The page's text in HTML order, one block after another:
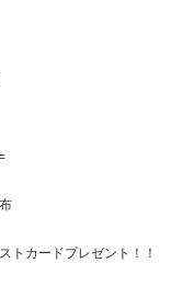
トカードプレゼント！！